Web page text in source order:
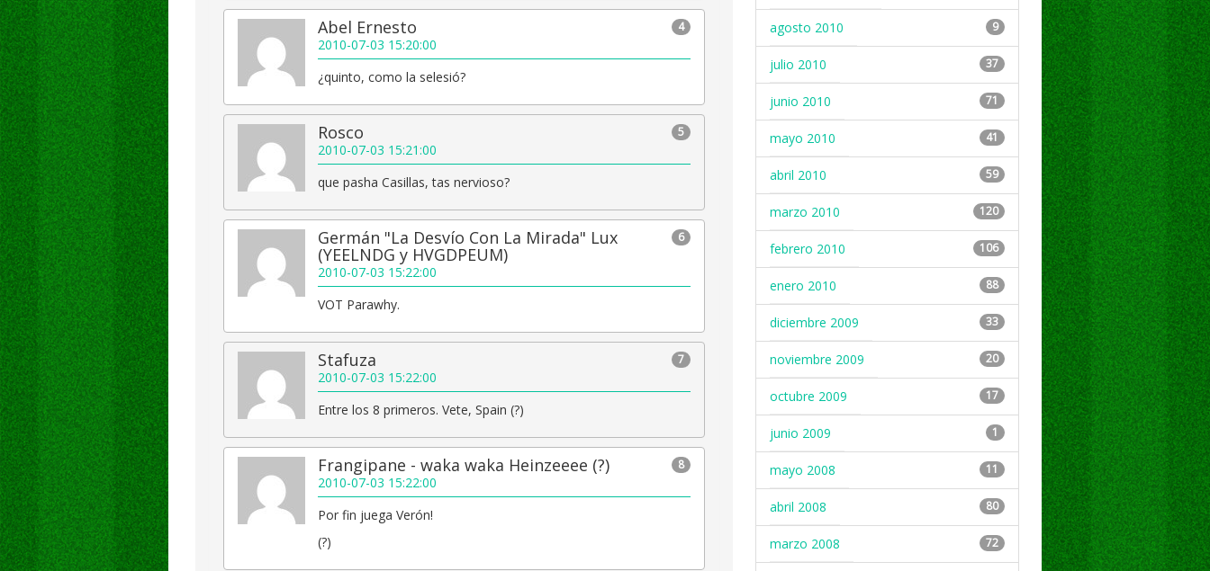
4
Abel Ernesto
2010-07-03 15:20:00
¿quinto, como la selesió?
5
Rosco
2010-07-03 15:21:00
que pasha Casillas, tas nervioso?
6
Germán "La Desvío Con La Mirada" Lux
(YEELNDG y HVGDPEUM)
2010-07-03 15:22:00
VOT Parawhy.
7
Stafuza
2010-07-03 15:22:00
Entre los 8 primeros. Vete, Spain (?)
8
Frangipane - waka waka Heinzeeee (?)
2010-07-03 15:22:00
Por fin juega Verón!
(?)
agosto 2010 9
julio 2010 37
junio 2010 71
mayo 2010 41
abril 2010 59
marzo 2010 120
febrero 2010 106
enero 2010 88
diciembre 2009 33
noviembre 2009 20
octubre 2009 17
junio 2009 1
mayo 2008 11
abril 2008 80
marzo 2008 72